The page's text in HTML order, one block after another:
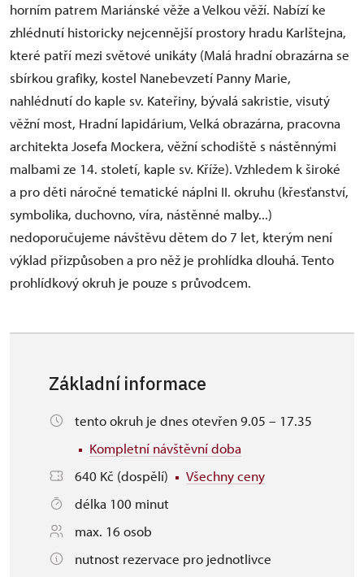
horním patrem Mariánské věže a Velkou věží. Nabízí ke
zhlédnutí historicky nejcennější prostory hradu Karlštejna,
které patří mezi světové unikáty (Malá hradní obrazárna se
sbírkou grafiky, kostel Nanebevzetí Panny Marie,
nahlédnutí do kaple sv. Kateřiny, bývalá sakristie, visutý
věžní most, Hradní lapidárium, Velká obrazárna, pracovna
architekta Josefa Mockera, věžní schodiště s nástěnnými
malbami ze 14. století, kaple sv. Kříže). Vzhledem k široké
a pro děti náročné tematické náplni II. okruhu (křesťanství,
symbolika, duchovno, víra, nástěnné malby...)
nedoporučujeme návštěvu dětem do 7 let, kterým není
výklad přizpůsoben a pro něž je prohlídka dlouhá. Tento
prohlídkový okruh je pouze s průvodcem.
Základní informace
tento okruh je dnes otevřen 9.05 – 17.35
Kompletní návštěvní doba
640 Kč (dospělí)
Všechny ceny
délka 100 minut
max. 16 osob
nutnost rezervace pro jednotlivce